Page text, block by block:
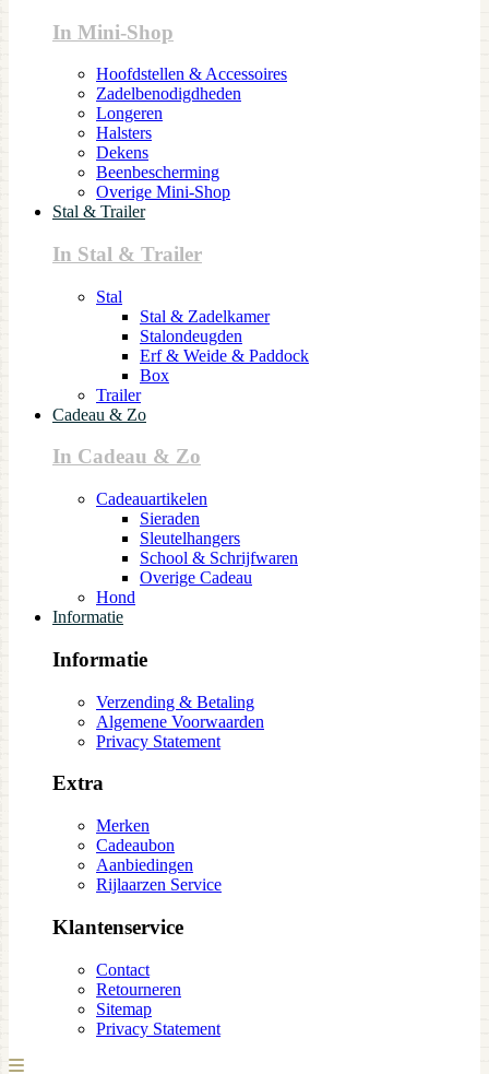
In Mini-Shop
Hoofdstellen & Accessoires
Zadelbenodigdheden
Longeren
Halsters
Dekens
Beenbescherming
Overige Mini-Shop
Stal & Trailer
In Stal & Trailer
Stal
Stal & Zadelkamer
Stalondeugden
Erf & Weide & Paddock
Box
Trailer
Cadeau & Zo
In Cadeau & Zo
Cadeauartikelen
Sieraden
Sleutelhangers
School & Schrijfwaren
Overige Cadeau
Hond
Informatie
Informatie
Verzending & Betaling
Algemene Voorwaarden
Privacy Statement
Extra
Merken
Cadeaubon
Aanbiedingen
Rijlaarzen Service
Klantenservice
Contact
Retourneren
Sitemap
Privacy Statement